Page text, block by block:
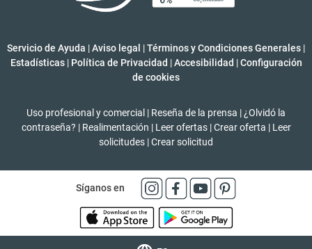
Servicio de Ayuda |Aviso legal |Términos y Condiciones Generales |
Estadísticas | Política de Privacidad | Accesibilidad | Configuración
de cookies
Uso profesional y comercial | Reseña de la prensa | ¿Olvidó la
contraseña? | Realimentación | Leer ofertas | Crear oferta | Leer
solicitudes |Crear solicitud
Síganos en